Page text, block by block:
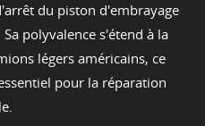
du piston d'embrayage
polyvalence s'étend à la
légers américains, ce
pour la réparation